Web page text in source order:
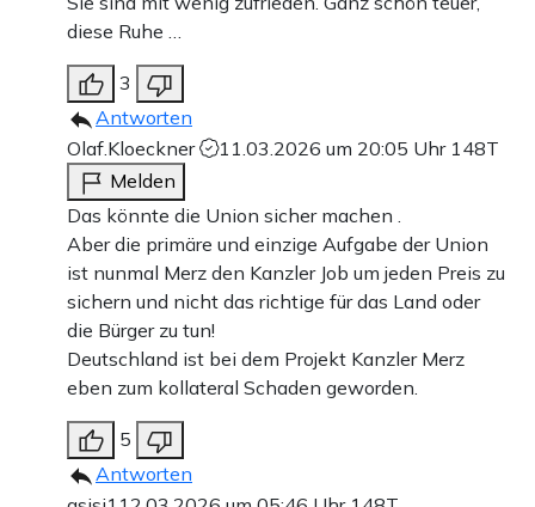
diese Ruhe …
3
Antworten
Olaf.Kloeckner
11.03.2026 um 20:05 Uhr 148T
Melden
Das könnte die Union sicher machen .
Aber die primäre und einzige Aufgabe der Union
ist nunmal Merz den Kanzler Job um jeden Preis zu
sichern und nicht das richtige für das Land oder
die Bürger zu tun!
Deutschland ist bei dem Projekt Kanzler Merz
eben zum kollateral Schaden geworden.
5
Antworten